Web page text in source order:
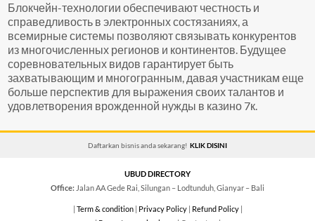
Блокчейн-технологии обеспечивают честность и
справедливость в электронных состязаниях, а
всемирные системы позволяют связывать конкурентов
из многочисленных регионов и континентов. Будущее
соревновательных видов гарантирует быть
захватывающим и многогранным, давая участникам еще
больше перспектив для выражения своих талантов и
удовлетворения врожденной нужды в казино 7к.
Daftarkan bisnis anda sekarang! KLIK DISINI
UBUD DIRECTORY
Office: Jalan AA Gede Rai, Silungan – Lodtunduh, Gianyar – Bali
Term & condition| Privacy Policy| Refund Policy|